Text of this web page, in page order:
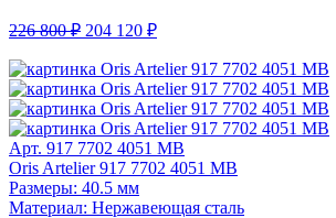
226 800 ₽ 204 120 ₽
Арт. 917 7702 4051 MB
Oris Artelier 917 7702 4051 MB
Размеры: 40.5 мм
Материал: Нержавеющая сталь